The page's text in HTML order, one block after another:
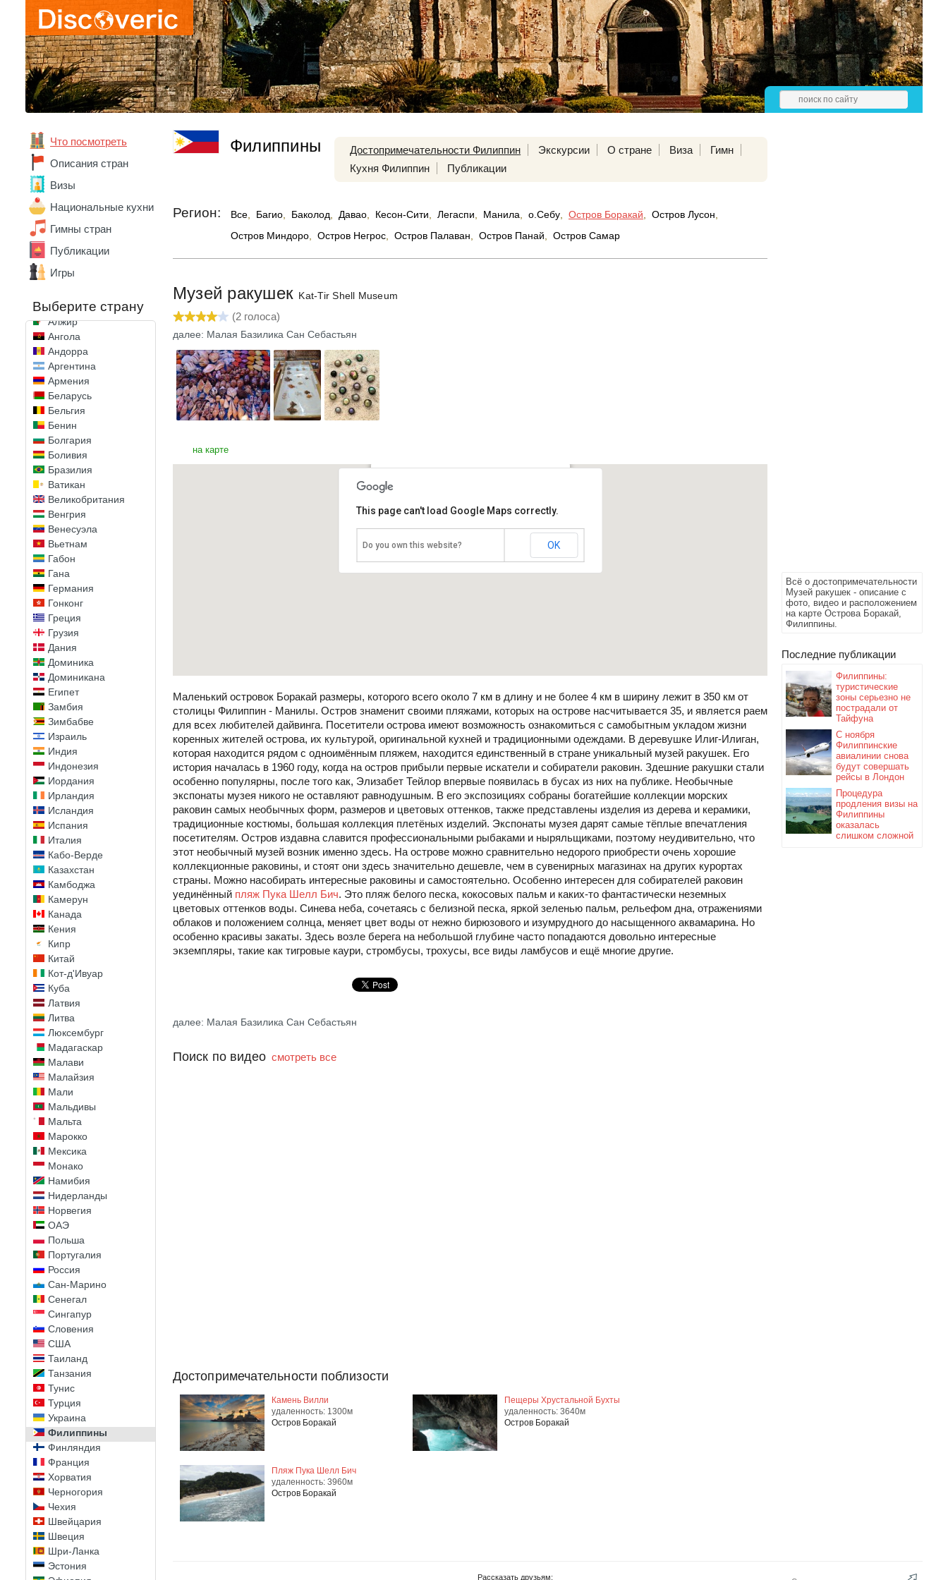
Что посмотреть
Описания стран
Визы
Национальные кухни
Гимны стран
Публикации
Игры
Выберите страну
Австралия
Азербайджан
Алжир
Ангола
Андорра
Аргентина
Армения
Беларусь
Бельгия
Бенин
Болгария
Боливия
Бразилия
Ватикан
Великобритания
Венгрия
Венесуэла
Вьетнам
Габон
Гана
Германия
Гонконг
Греция
Грузия
Дания
Доминика
Доминикана
Египет
Замбия
Зимбабве
Израиль
Индия
Индонезия
Иордания
Ирландия
Исландия
Испания
Италия
Кабо-Верде
Казахстан
Камбоджа
Камерун
Канада
Кения
Кипр
Китай
Кот-д'Ивуар
Куба
Латвия
Литва
Люксембург
Мадагаскар
Малави
Малайзия
Мали
Мальдивы
Мальта
Марокко
Мексика
Монако
Намибия
Нидерланды
Норвегия
ОАЭ
Польша
Португалия
Россия
Сан-Марино
Сенегал
Сингапур
Словения
США
Таиланд
Танзания
Тунис
Турция
Украина
Филиппины
Финляндия
Франция
Хорватия
Черногория
Чехия
Швейцария
Швеция
Шри-Ланка
Эстония
Всё о достопримечательности
Музей ракушек - описание с
фото, видео и расположением
на карте Острова Боракай,
Филиппины.
Последние публикации
Филиппины:
туристические
зоны серьезно не
пострадали от
Тайфуна
С ноября
Филиппинские
авиалинии снова
будут совершать
рейсы в Лондон
Процедура
продления визы на
Филиппины
оказалась
слишком сложной
Филиппины Достопримечательности Филиппин Экскурсии О стране Виза
Гимн
Кухня Филиппин
Публикации
Регион: Все Багио Баколод Давао Кесон-Сити Легаспи Манила о.Себу Остров Боракай Остров Лусон
Остров Миндоро
Остров Негрос Остров Палаван Остров Панай Остров Самар
Музей ракушек Kat-Tir Shell Museum
(2 голоса)
далее: Малая Базилика Сан Себастьян
на карте
Филиппины, Остров Боракай
This page can't load Google Maps correctly.
Do you own this website? OK
Маленький островок Боракай размеры, которого всего около 7 км в длину и не более 4 км в ширину лежит в 350 км от
столицы Филиппин - Манилы. Остров знаменит своими пляжами, которых на острове насчитывается 35, и является раем
для всех любителей дайвинга. Посетители острова имеют возможность ознакомиться с самобытным укладом жизни
коренных жителей острова, их культурой, оригинальной кухней и традиционными одеждами. В деревушке Илиг-Илиган,
которая находится рядом с одноимённым пляжем, находится единственный в стране уникальный музей ракушек. Его
история началась в 1960 году, когда на остров прибыли первые искатели и собиратели раковин. Здешние ракушки стали
особенно популярны, после того как, Элизабет Тейлор впервые появилась в бусах из них на публике. Необычные
экспонаты музея никого не оставляют равнодушным. В его экспозициях собраны богатейшие коллекции морских
раковин самых необычных форм, размеров и цветовых оттенков, также представлены изделия из дерева и керамики,
традиционные костюмы, большая коллекция плетёных изделий. Экспонаты музея дарят самые тёплые впечатления
посетителям. Остров издавна славится профессиональными рыбаками и ныряльщиками, поэтому неудивительно, что
этот необычный музей возник именно здесь. На острове можно сравнительно недорого приобрести очень хорошие
коллекционные раковины, и стоят они здесь значительно дешевле, чем в сувенирных магазинах на других курортах
страны. Можно насобирать интересные раковины и самостоятельно. Особенно интересен для собирателей раковин
уединённый пляж Пука Шелл Бич. Это пляж белого песка, кокосовых пальм и каких-то фантастически неземных
цветовых оттенков воды. Синева неба, сочетаясь с белизной песка, яркой зеленью пальм, рельефом дна, отражениями
облаков и положением солнца, меняет цвет воды от нежно бирюзового и изумрудного до насыщенного аквамарина. Но
особенно красивы закаты. Здесь возле берега на небольшой глубине часто попадаются довольно интересные
экземпляры, такие как тигровые каури, стромбусы, трохусы, все виды ламбусов и ещё многие другие.
далее: Малая Базилика Сан Себастьян
Поиск по видео смотреть все
Достопримечательности поблизости
Камень Вилли
удаленность: 1300м
Остров Боракай
Пещеры Хрустальной Бухты
удаленность: 3640м
Остров Боракай
Пляж Пука Шелл Бич
удаленность: 3960м
Остров Боракай
Рассказать друзьям: